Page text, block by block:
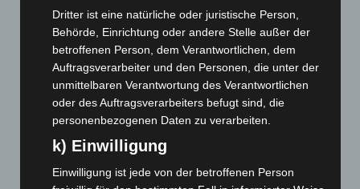
August 2025(90)
Juli 2025(90)
Juni 2025
Mai 2025(112)
April 2025(88)
Februar 2025(96)
Januar 2025(88)
Dritter ist eine natürliche oder juristische Person,
Behörde, Einrichtung oder andere Stelle außer der
betroffenen Person, dem Verantwortlichen, dem
Auftragsverarbeiter und den Personen, die unter der
unmittelbaren Verantwortung des Verantwortlichen
oder des Auftragsverarbeiters befugt sind, die
personenbezogenen Daten zu verarbeiten.
k) Einwilligung
Einwilligung ist jede von der betroffenen Person